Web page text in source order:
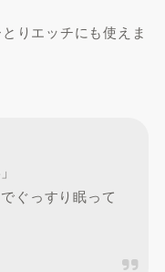
りエッチにも使えま
ぐっすり眠って